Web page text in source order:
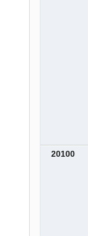
20100